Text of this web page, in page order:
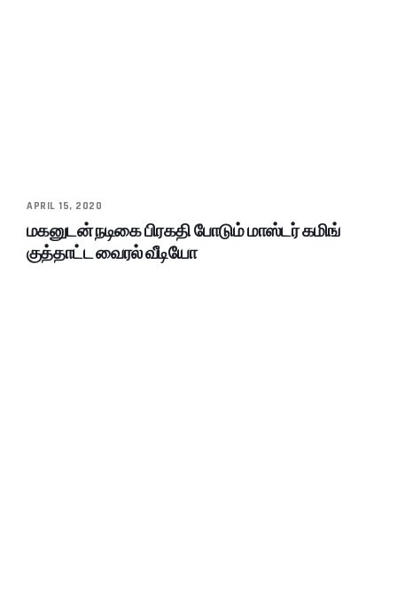
APRIL 15, 2020
மகனுடன் நடிகை பிரகதி போடும் மாஸ்டர் கமிங்
குத்தாட்ட வைரல் வீடியோ